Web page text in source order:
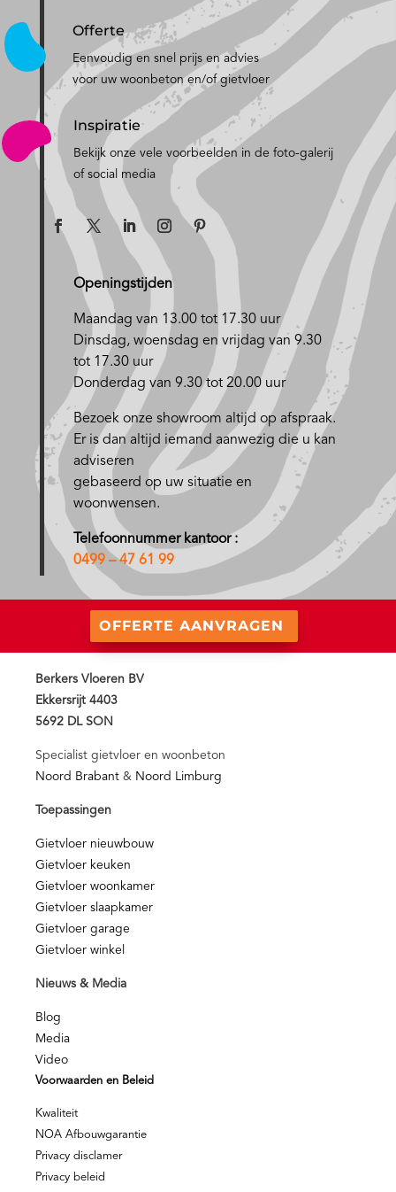
Offerte
Eenvoudig en snel prijs en advies
voor uw woonbeton en/of gietvloer
Inspiratie
Bekijk onze vele voorbeelden in de foto-galerij
of social media
Openingstijden
Maandag van 13.00 tot 17.30 uur
Dinsdag, woensdag en vrijdag van 9.30
tot 17.30 uur
Donderdag van 9.30 tot 20.00 uur
Bezoek onze showroom altijd op afspraak.
Er is dan altijd iemand aanwezig die u kan
adviseren
gebaseerd op uw situatie en
woonwensen.
Telefoonnummer kantoor :
0499 – 47 61 99
OFFERTE AANVRAGEN
Berkers Vloeren BV
Ekkersrijt 4403
5692 DL SON
Specialist gietvloer en woonbeton
Noord Brabant & Noord Limburg
Toepassingen
Gietvloer nieuwbouw
Gietvloer keuken
Gietvloer woonkamer
Gietvloer slaapkamer
Gietvloer garage
Gietvloer winkel
Nieuws & Media
Blog
Media
Video
Voorwaarden en Beleid
Kwaliteit
NOA Afbouwgarantie
Privacy disclamer
Privacy beleid